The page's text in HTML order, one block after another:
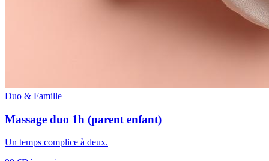
Duo & Famille
Massage duo 1h (parent enfant)
Un temps complice à deux.